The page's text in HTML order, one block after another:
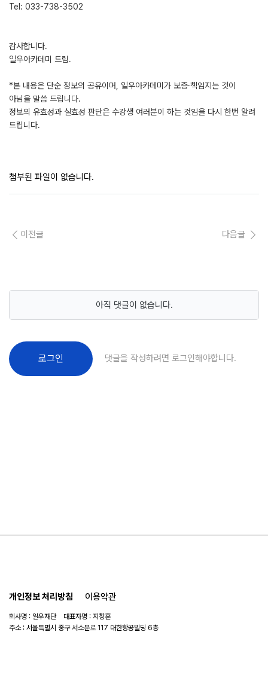
Tel: 033-738-3502
감사합니다.
일우아카데미 드림.
*본 내용은 단순 정보의 공유이며, 일우아카데미가 보증·책임지는 것이
아님을 말씀 드립니다.
정보의 유효성과 실효성 판단은 수강생 여러분이 하는 것임을 다시 한번 알려
드립니다.
첨부된 파일이 없습니다.
이전글 다음글
아직 댓글이 없습니다.
로그인 댓글을 작성하려면 로그인해야합니다.
개인정보 처리방침 이용약관
회사명 : 일우재단 대표자명 : 지창훈
주소 : 서울특별시 중구 서소문로 117 대한항공빌딩 6층